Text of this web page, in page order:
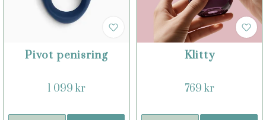
Pivot penisring
1 099 kr
Klitty
769 kr